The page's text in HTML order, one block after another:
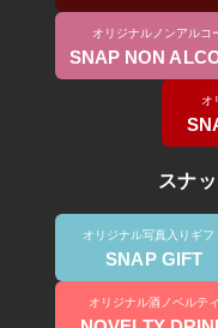
オリジナルノンアルコ
SNAP NON
オ
スナ
オリジナル写真入りギフ
SNAP GIFT
オリジナル酒ノベルティ